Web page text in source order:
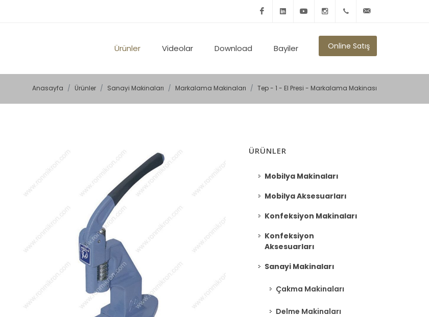
YoutubeInstagram+902125010600
info@ronmikron.com
Ürünler Videolar Download Bayiler Online Satış
Anasayfa Ürünler Sanayi Makinaları Markalama Makinaları Tep - 1 - El Presi - Markalama Makinası
ÜRÜNLER
Mobilya Makinaları
Mobilya Aksesuarları
Konfeksiyon Makinaları
Konfeksiyon
Aksesuarları
Sanayi Makinaları
Çakma Makinaları
Delme Makinaları